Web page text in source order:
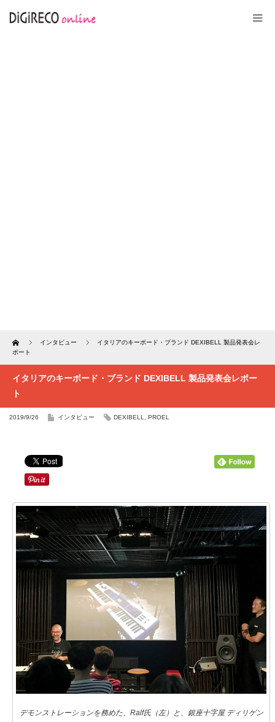
Home インタビュー
イタリアのキーボード・ブランド DEXIBELL 製品発表会レ
ポート
イタリアのキーボード・ブランド DEXIBELL 製品発表会レポー
ト
2019/9/26 インタビュー DEXIBELL PROEL
デモンストレーションを務めた、Ralf氏（左）と、銀座十字屋 ディリゲン